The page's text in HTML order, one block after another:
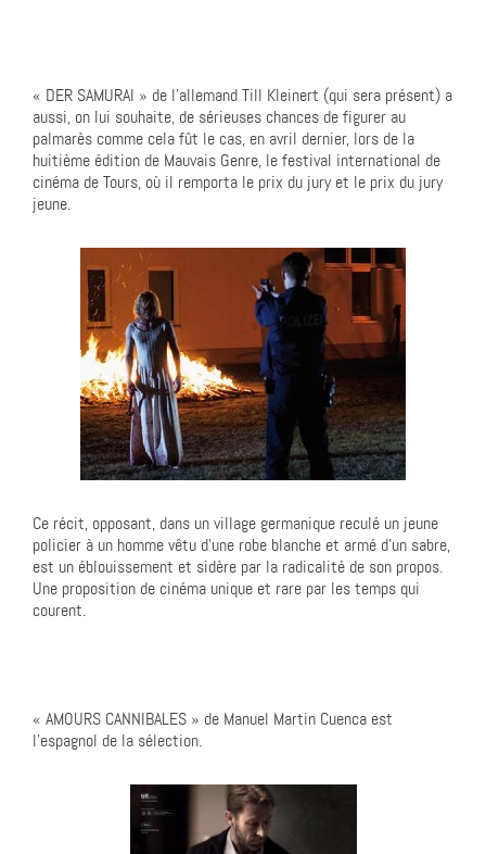
« DER SAMURAI » de l’allemand Till Kleinert (qui sera présent) a
aussi, on lui souhaite, de sérieuses chances de figurer au
palmarès comme cela fût le cas, en avril dernier, lors de la
huitième édition de Mauvais Genre, le festival international de
cinéma de Tours, où il remporta le prix du jury et le prix du jury
jeune.
Ce récit, opposant, dans un village germanique reculé un jeune
policier à un homme vêtu d’une robe blanche et armé d’un sabre,
est un éblouissement et sidère par la radicalité de son propos.
Une proposition de cinéma unique et rare par les temps qui
courent.
« AMOURS CANNIBALES » de Manuel Martin Cuenca est
l’espagnol de la sélection.